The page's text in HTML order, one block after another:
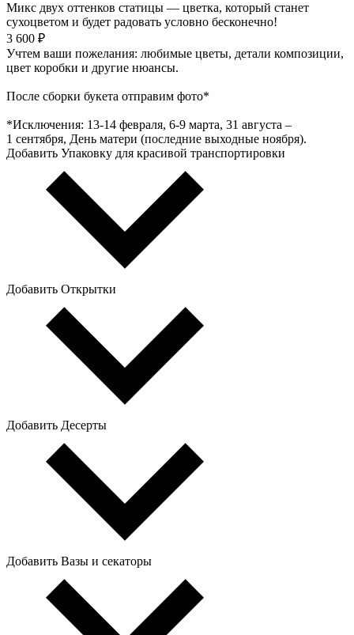
Микс двух оттенков статицы — цветка, который станет
сухоцветом и будет радовать условно бесконечно!
3 600 ₽
Учтем ваши пожелания: любимые цветы, детали композиции,
цвет коробки и другие нюансы.
После сборки букета отправим фото*
*Исключения: 13‑14 февраля, 6‑9 марта, 31 августа –
1 сентября, День матери (последние выходные ноября).
Добавить Упаковку для красивой транспортировки
Добавить Открытки
Добавить Десерты
Добавить Вазы и секаторы